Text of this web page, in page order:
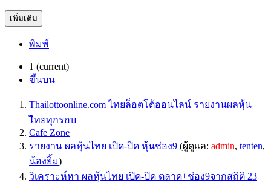
เพิ่มเติม
พิมพ์
1 (current)
ขึ้นบน
Thailottoonline.com ไทยล็อตโต้ออนไลน์ รายงานผลหุ้น
ไืทยทุกรอบ
Cafe Zone
รายงาน ผลหุ้นไทย เปิด-ปิด หุ้นช่อง9 (ผู้ดูแล: admin, tenten,
น้องยิ้ม)
วิเคราะห์หา ผลหุ้นไทย เปิด-ปิด ตลาด+ช่อง9จากสถิติ 23